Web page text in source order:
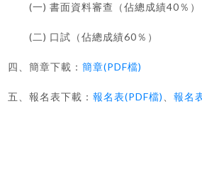
(一) 書面資料審查（佔總成績40％）
(二) 口試（佔總成績60％）
四、簡章下載：簡章(PDF檔)
五、報名表下載：報名表(PDF檔) 、報名